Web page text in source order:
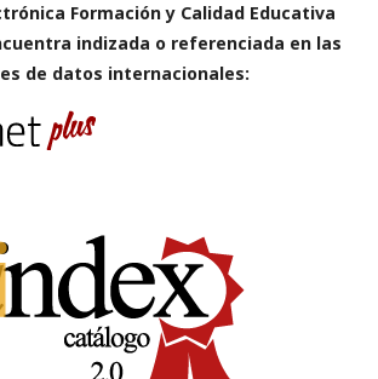
Formación y Calidad Educativa
indizada o referenciada en las
de datos internacionales: